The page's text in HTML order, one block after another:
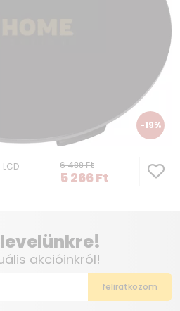
-19%
6 488Ft
5 266Ft
akcióinkról!